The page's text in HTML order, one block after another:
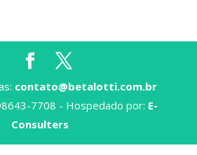
contato@betalotti.com.br
7708 - Hospedado por: E-
Consulters